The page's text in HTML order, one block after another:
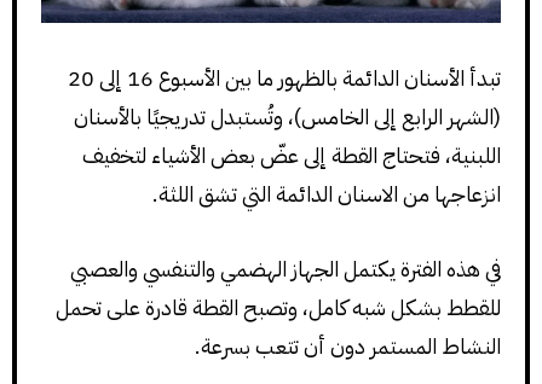
تبدأ الأسنان الدائمة بالظهور ما بين الأسبوع 16 إلى 20
(الشهر الرابع إلى الخامس)، وتُستبدل تدريجيًا بالأسنان
اللبنية، فتحتاج القطة إلى عضّ بعض الأشياء لتخفيف
انزعاجها من الاسنان الدائمة التي تشق اللثة.
في هذه الفترة يكتمل الجهاز الهضمي والتنفسي والعصبي
للقطط بشكل شبه كامل، وتصبح القطة قادرة على تحمل
النشاط المستمر دون أن تتعب بسرعة.